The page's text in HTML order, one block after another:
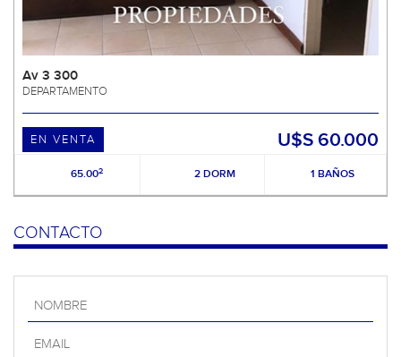
Av 3 300
DEPARTAMENTO
EN VENTA U$S 60.000
65.002 2 DORM 1 BAÑOS
CONTACTO